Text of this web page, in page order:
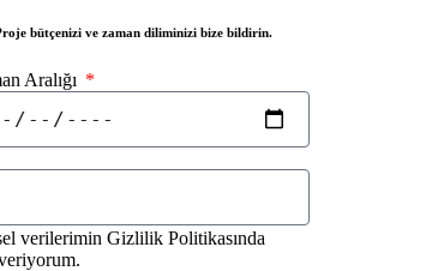
bütçenizi ve zaman diliminizi bize bildirin.
Aralığı
verilerimin Gizlilik Politikasında